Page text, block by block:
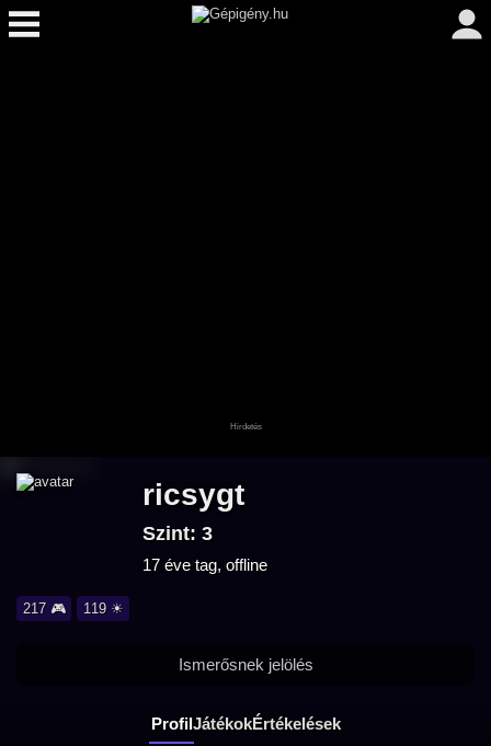
ricsygt
Szint: 3
17 éve tag, offline
217 🎮 119 ☀
ProfilJátékokÉrtékelések
Ismerősnek jelölés